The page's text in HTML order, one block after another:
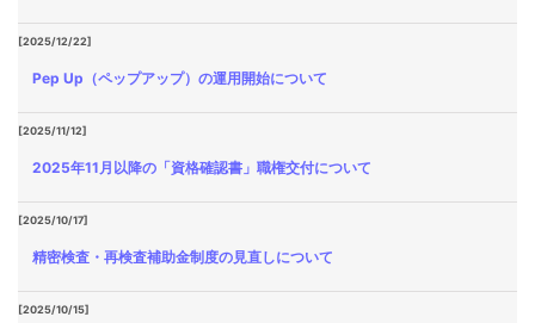
[2025/12/22]
Pep Up（ペップアップ）の運用開始について
[2025/11/12]
2025年11月以降の「資格確認書」職権交付について
[2025/10/17]
精密検査・再検査補助金制度の見直しについて
[2025/10/15]